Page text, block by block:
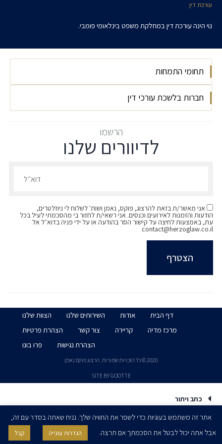
עורכת דין
נוי הינה עורכת דין במחלקת משפט בינלאומי פומבי.
תחומי התמחות
משפט בינלאומי פומבי
חברות בלשכת עורכי דין
הרשמו
לדיוורים שלנו
אני מאשר/ת בזאת להרצוג, פוקס, נאמן ושות' לשלוח לי ניוזלטרים,
הודעות והזמנות לאירועים וכנסים. אני רשאי/ת לחזור בי מהסכמתי לעיל בכל
עת, באמצעות לחיצה על קישור הסר בהודעה או על ידי פניה בדוא״ל אל
contact@herzoglaw.co.il
דף הבית אודות השירותים שלנו
הצוות שלנו
מרכז מדיה
קריירה צור קשר
הצהרת פרטיות
הצהרת נגישות
פרו בונו
2020 © כל הזכויות שמורות. הרצוג פוקס נאמן
SITE BY GOOTTE
כתב ויתור
אתר זה משתמש בעוגיות כדי לשפר את החוויה שלך. נניח שאתה בסדר עם זה,
אבל אתה יכול לבטל את הסכמתך אם תרצה.
הגדרות עוגייה קבל